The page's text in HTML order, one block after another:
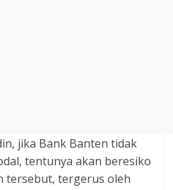
jika Bank Banten tidak
tentunya akan beresiko
tersebut, tergerus oleh